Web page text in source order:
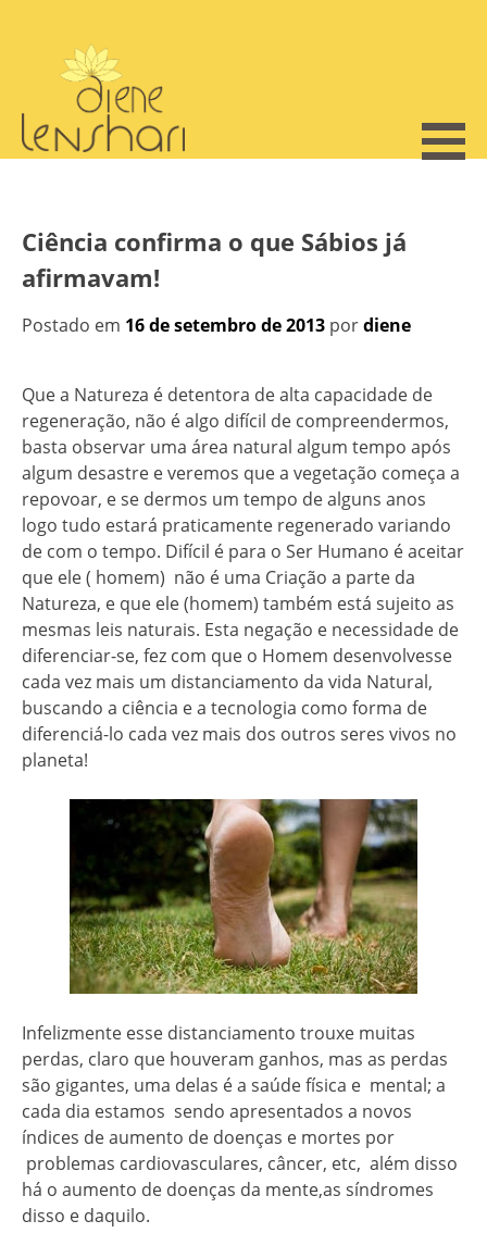
content
Ciência confirma o que Sábios já
afirmavam!
Postado em 16 de setembro de 2013 pordiene
Que a Natureza é detentora de alta capacidade de
regeneração, não é algo difícil de compreendermos,
basta observar uma área natural algum tempo após
algum desastre e veremos que a vegetação começa a
repovoar, e se dermos um tempo de alguns anos
logo tudo estará praticamente regenerado variando
de com o tempo. Difícil é para o Ser Humano é aceitar
que ele ( homem) não é uma Criação a parte da
Natureza, e que ele (homem) também está sujeito as
mesmas leis naturais. Esta negação e necessidade de
diferenciar-se, fez com que o Homem desenvolvesse
cada vez mais um distanciamento da vida Natural,
buscando a ciência e a tecnologia como forma de
diferenciá-lo cada vez mais dos outros seres vivos no
planeta!
Infelizmente esse distanciamento trouxe muitas
perdas, claro que houveram ganhos, mas as perdas
são gigantes, uma delas é a saúde física e mental; a
cada dia estamos sendo apresentados a novos
índices de aumento de doenças e mortes por
problemas cardiovasculares, câncer, etc, além disso
há o aumento de doenças da mente,as síndromes
disso e daquilo.